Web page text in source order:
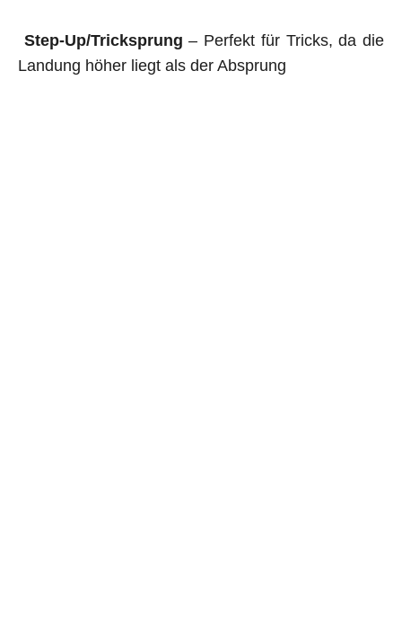
Step-Up/Tricksprung – Perfekt für Tricks, da die
Landung höher liegt als der Absprung